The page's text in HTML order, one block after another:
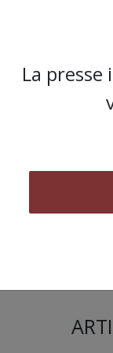
une
aux ordres
vous :
La